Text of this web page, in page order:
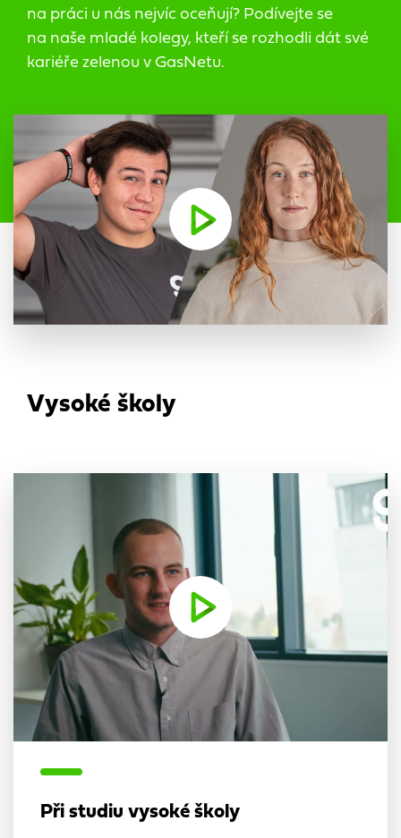
na práci u nás nejvíc oceňují? Podívejte se
na naše mladé kolegy, kteří se rozhodli dát své
kariéře zelenou v GasNetu.
Vysoké školy
Při studiu vysoké školy